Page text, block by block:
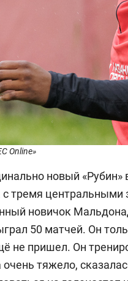
Online»
новый
с тремя
новичок
50 матчей. Он
не пришел. Он
тяжело,